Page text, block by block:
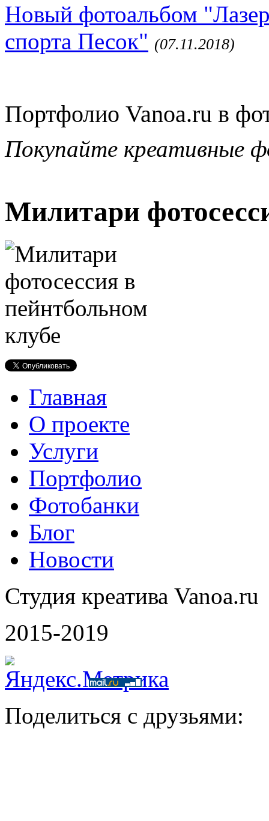
Новый фотоальбом
спорта Песок" (07.11.2018)
Портфолио Vanoa.ru в
Покупайте креативные
Милитари
Главная
О проекте
Услуги
Портфолио
Фотобанки
Блог
Новости
Студия креатива Vanoa.ru
2015-2019
Поделиться с друзьями: